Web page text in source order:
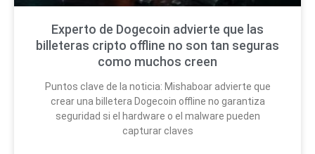
Experto de Dogecoin advierte que las
billeteras cripto offline no son tan seguras
como muchos creen
Puntos clave de la noticia: Mishaboar advierte que
crear una billetera Dogecoin offline no garantiza
seguridad si el hardware o el malware pueden
capturar claves